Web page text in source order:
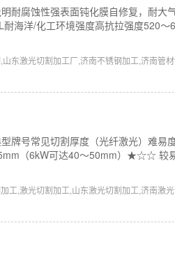
耐腐蚀性强表面钝化膜自修复，耐大
海洋/化工环境强度高抗拉强度520～
东激光切割加工厂,济南不锈钢加工,济南管
牌号常见切割厚度（光纤激光）难易
（6kW可达40～50mm）★☆☆ 较易
工,激光切割加工,山东激光切割加工,济南激